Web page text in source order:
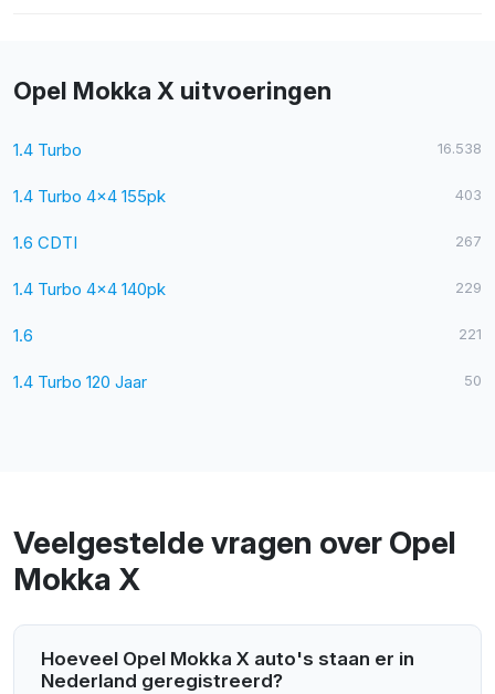
Opel Mokka X uitvoeringen
1.4 Turbo 16.538
1.4 Turbo 4x4 155pk 403
1.6 CDTI 267
1.4 Turbo 4x4 140pk 229
1.6 221
1.4 Turbo 120 Jaar 50
Veelgestelde vragen over Opel
Mokka X
Hoeveel Opel Mokka X auto's staan er in
Nederland geregistreerd?